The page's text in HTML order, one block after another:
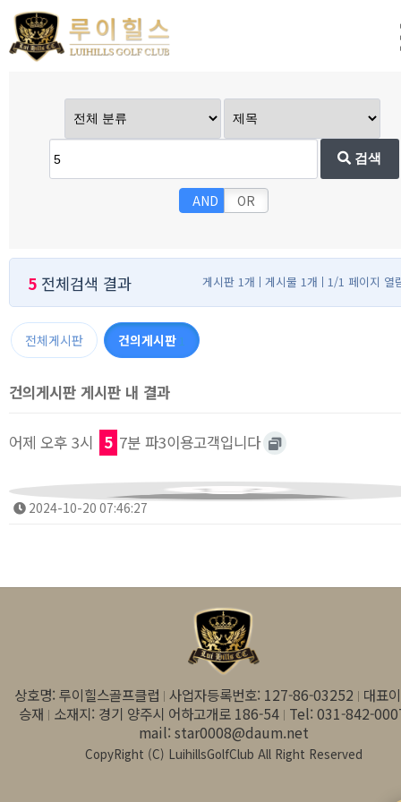
검색
AND OR
5 전체검색 결과 게시판 1개 게시물 1개 1/1 페이지 열
전체게시판 건의게시판 1
건의게시판 게시판 내 결과
어제 오후 3시 5 7분 파3이용고객입니다
2024-10-20 07:46:27
상호명: 루이힐스골프클럽 사업자등록번호: 127-86-03252 대표
승재 소재지: 경기 양주시 어하고개로 186-54 Tel: 031-842-
mail: star0008@daum.net
CopyRight (C) LuihillsGolfClub All Right Reserved